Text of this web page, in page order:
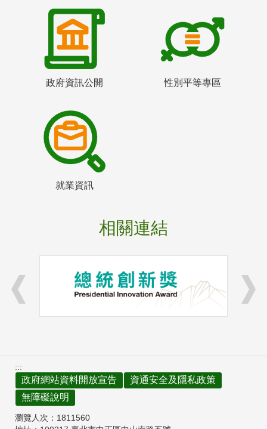
政府資訊公開 性別平等專區
就業資訊
相關連結
:::
政府網站資料開放宣告
資通安全及隱私政策
無障礙說明
瀏覽人次： 1811560